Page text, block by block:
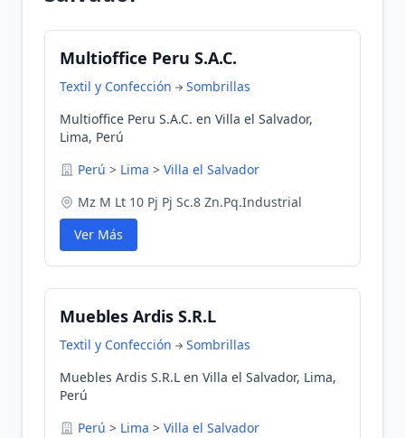
Multioffice Peru S.A.C.
Textil y Confección
Sombrillas
Multioffice Peru S.A.C. en Villa el Salvador,
Lima, Perú
Perú > Lima > Villa el Salvador
Mz M Lt 10 Pj Pj Sc.8 Zn.Pq.Industrial
Ver Más
Muebles Ardis S.R.L
Textil y Confección
Sombrillas
Muebles Ardis S.R.L en Villa el Salvador, Lima,
Perú
Perú > Lima > Villa el Salvador